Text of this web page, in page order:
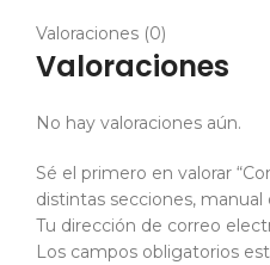
Valoraciones (0)
Valoraciones
No hay valoraciones aún.
Sé el primero en valorar
distintas secciones, manual
Tu dirección de correo
Los campos obligatorios